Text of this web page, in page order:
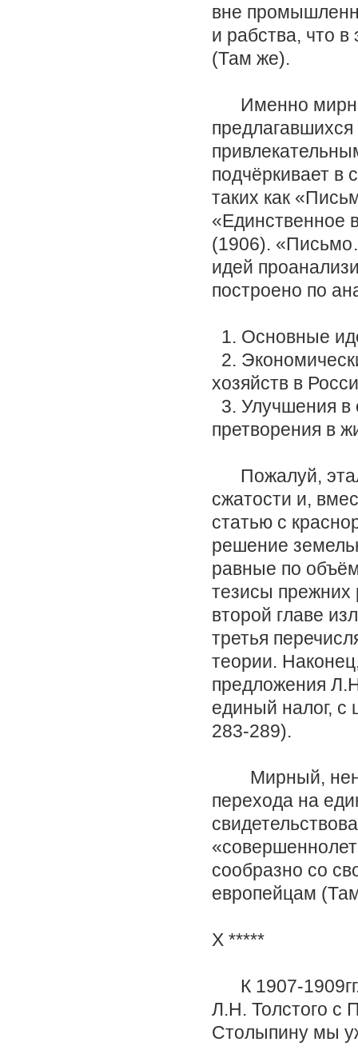
вне
и рабства, что в
(Там же).
Именно
подчёркивает в
таких как
«Единственное
(1906).
идей
построено по
1. Основные
2.
хозяйств в
3. Улучшения в
претворения в
Пожалуй,
сжатости и,
статью с
решение
равные по
тезисы прежних
второй главе
третья
теории.
предложения
единый налог, с
283-289).
Мирный,
перехода на
сообразно со
европейцам
X *****
К 1907-
Л.Н. Толстого с
Столыпину мы